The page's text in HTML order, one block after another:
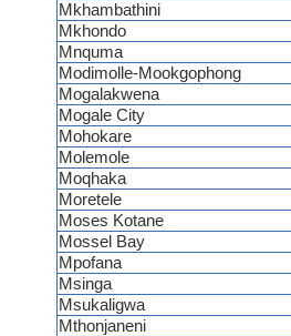
Mkhambathini
Mkhondo
Mnquma
Modimolle-Mookgophong
Mogalakwena
Mogale City
Mohokare
Molemole
Moqhaka
Moretele
Moses Kotane
Mossel Bay
Mpofana
Msinga
Msukaligwa
Mthonjaneni